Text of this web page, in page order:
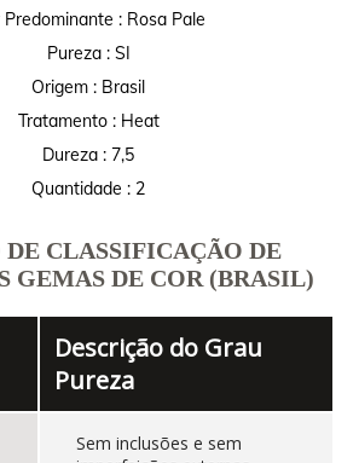
Predominante : Rosa Pale
Pureza : SI
Origem : Brasil
Tratamento : Heat
Dureza : 7,5
Quantidade : 2
DE CLASSIFICAÇÃO DE
GEMAS DE COR (BRASIL)
Descrição do Grau
Pureza
Sem inclusões e sem